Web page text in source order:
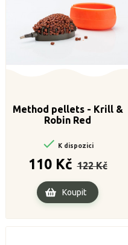
Method pellets - Krill &
Robin Red
 K dispozici
110 Kč cena
122 Kč
Cena
Koupit